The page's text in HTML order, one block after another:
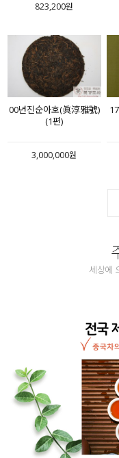
823,200원
00년진순아호(眞淳雅號)
(1편)
3,000,000원
세상에